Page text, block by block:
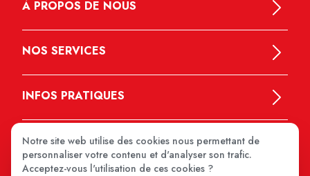
À PROPOS DE NOUS
NOS SERVICES
INFOS PRATIQUES
Notre site web utilise des cookies nous permettant de
personnaliser votre contenu et d'analyser son trafic.
Acceptez-vous l'utilisation de ces cookies ?